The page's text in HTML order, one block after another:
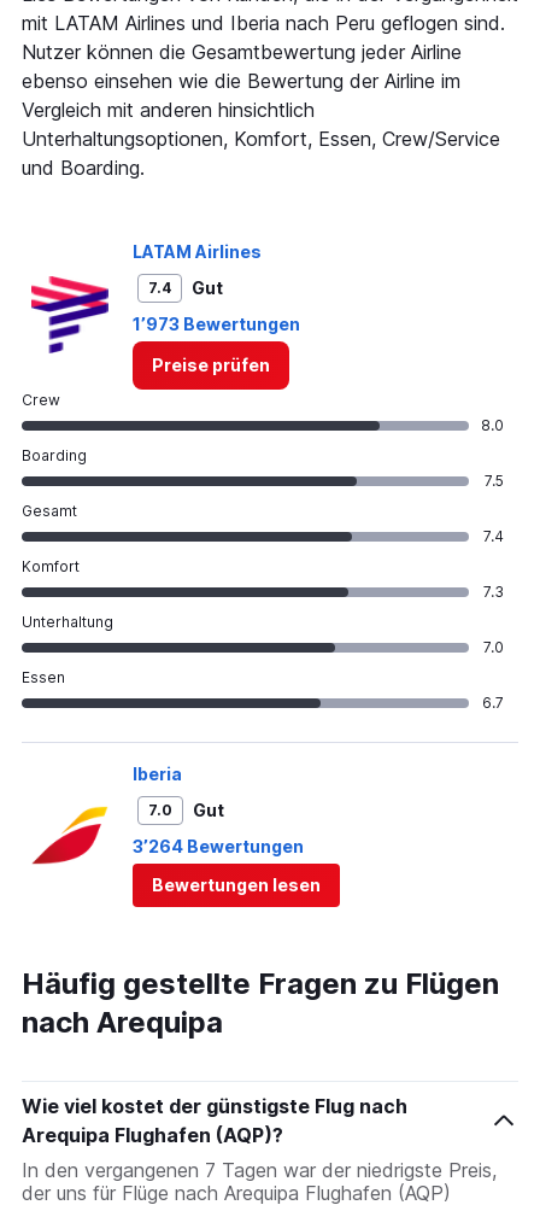
1
Y
axis
displaying
values.
Range:
13.5
to
mit LATAM Airlines und Iberia nach Peru geflogen sind.
Nutzer können die Gesamtbewertung jeder Airline
ebenso einsehen wie die Bewertung der Airline im
Vergleich mit anderen hinsichtlich
Unterhaltungsoptionen, Komfort, Essen, Crew/Service
und Boarding.
LATAM Airlines
7.4
Gut
1’973 Bewertungen
Preise prüfen
Crew
8.0
Boarding
7.5
Gesamt
7.4
Komfort
7.3
Unterhaltung
7.0
Essen
6.7
Iberia
7.0
Gut
3’264 Bewertungen
Bewertungen lesen
Häufig gestellte Fragen zu Flügen
nach Arequipa
Wie viel kostet der günstigste Flug nach
Arequipa Flughafen (AQP)?
In den vergangenen 7 Tagen war der niedrigste Preis,
der uns für Flüge nach Arequipa Flughafen (AQP)